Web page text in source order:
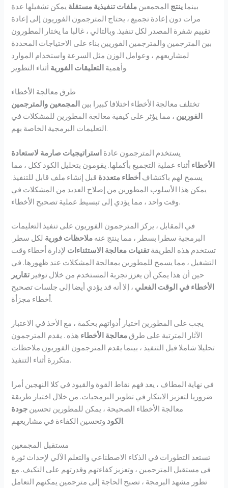
بينما ينتج المجمعين ملفات تنفيذية مستقلة يمكن تشغيلها عدة
مرات دون إعادة تجميع ، يحتاج المترجمون الفوريون إلى إعادة
تقييم شفرة المصدر لكل تنفيذ. وبالتالي ، غالبا ما يختار المطورون
بين المترجمين والمترجمين الفوريين بناء على الاحتياجات المحددة
لمشاريعهم ، وعوامل الوزن مثل السرعة واستخدام الموارد
وأهمية التعليقات الفورية أثناء التطوير.
طرق معالجة الأخطاء
تختلف معالجة الأخطاء اختلافا كبيرا بين المجمعين والمترجمين
الفوريين ، مما يؤثر على كيفية معالجة المطورين للمشكلات في
التعليمات البرمجية الخاصة بهم.
يستخدم المترجمون عادة استراتيجيات صارمة لاستعادة
الأخطاء أثناء عملية التجميع بأكملها. يقومون بتحليل الكود ككل ، مما
يسمح لهم باكتشاف أخطاء متعددة قبل إنشاء ملف قابل للتنفيذ.
يمكن هذا الأسلوب المطورين من إصلاح العديد من المشكلات في
وقت واحد ، مما يؤدي إلى تبسيط عملية تصحيح الأخطاء.
في المقابل ، يركز المترجمون الفوريون على تنفيذ التعليمات
البرمجية سطرا بسطر ، مما ينتج عنه ملاحظات فورية لكل سطر.
تستخدم هذه الطريقةتقنيات معالجة الاستثناءات لإدارة أخطاء وقت
التشغيل ، مما يسمح للمطورين بمعالجة المشكلات عند ظهورها. في
حين أن هذا يمكن أن يعزز تجربة المستخدم من خلال توفيرتقارير
الأخطاء في الوقت الفعلي ، إلا أنه قد يؤدي أيضا إلى جلسات تصحيح
أخطاء مجزأة.
يجب على المطورين اختيار أدواتهم بحكمة ، مع الأخذ في الاعتبار
الآثار المترتبة على طرق معالجة الأخطاء هذه . يقدم المترجمون
تحليلا شاملا قبل التنفيذ ، بينما يقدم المترجمون الفوريون ملاحظات
متكررة أثناء التنفيذ.
في نهاية المطاف ، يعد فهم نقاط القوة والقيود في كلا النهجين أمرا
ضروريا لتعزيز الابتكار في تطوير البرمجيات. من خلال اختيار طريقة
معالجة الأخطاء الصحيحة ، يمكن للمطورين تحسين جودة
الكودوتحسين الكفاءة في مشاريعهم.
مستقبل المجمعين
تستعد التطورات في الذكاء الاصطناعي والتعلم الآلي لإحداث ثورة
في مستقبل المترجمين ، وتعزيز كفاءتهم وقدرتهم على التكيف. مع
تطور مشهد البرمجة ، تصبح الحاجة إلى مترجمين يمكنهم التعامل